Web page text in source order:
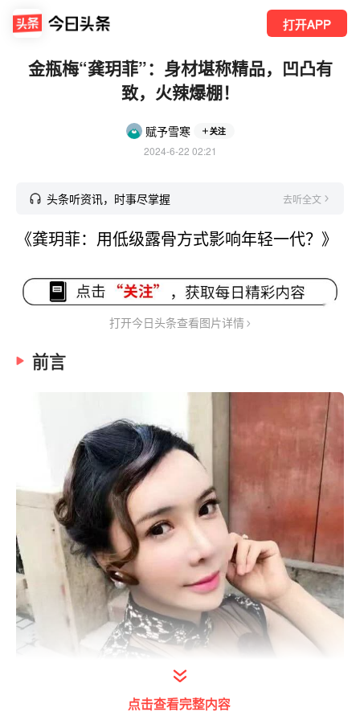
打开APP
金瓶梅“龚玥菲”：身材堪称精品，凹凸有
致，火辣爆棚！
赋予雪寒 关注
2024-6-22 02:21
头条听资讯，时事尽掌握 去听全文
《龚玥菲：用低级露骨方式影响年轻一代？》
打开今日头条查看图片详情
前言
点击查看完整内容